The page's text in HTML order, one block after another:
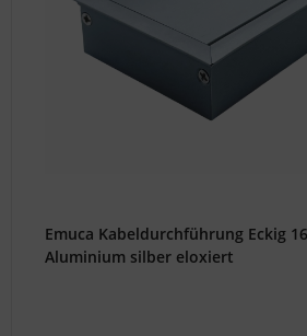
Emuca Kabeldurchführung Eckig
Aluminium silber eloxiert